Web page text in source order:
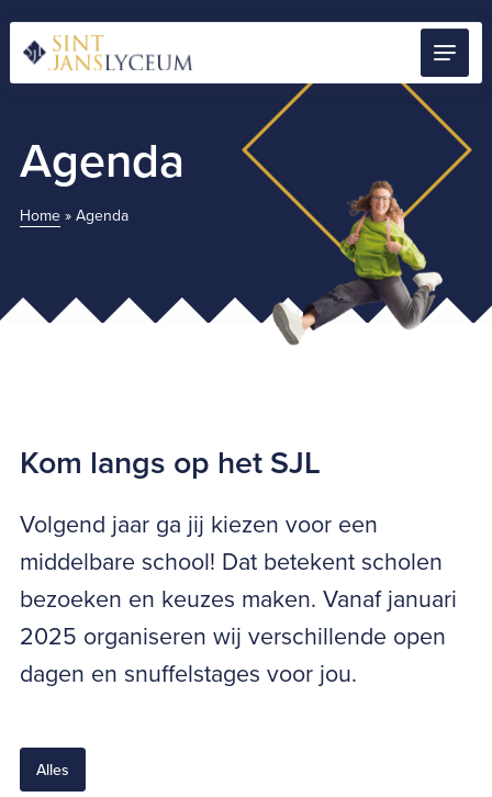
Naar
hoofdinhoud
Home
Agenda
Home» Agenda
Kom langs op het SJL
Volgend jaar ga jij kiezen voor een
middelbare school! Dat betekent scholen
bezoeken en keuzes maken. Vanaf januari
2025 organiseren wij verschillende open
dagen en snuffelstages voor jou.
Alles